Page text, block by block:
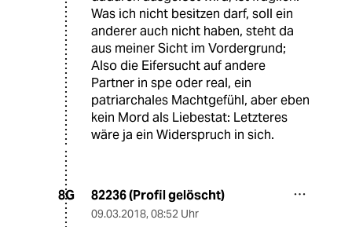
Was ich nicht besitzen darf, soll ein
anderer auch nicht haben, steht da
aus meiner Sicht im Vordergrund;
Also die Eifersucht auf andere
Partner in spe oder real, ein
patriarchales Machtgefühl, aber eben
kein Mord als Liebestat: Letzteres
wäre ja ein Widerspruch in sich.
8G 82236 (Profil gelöscht)
09.03.2018, 08:52 Uhr